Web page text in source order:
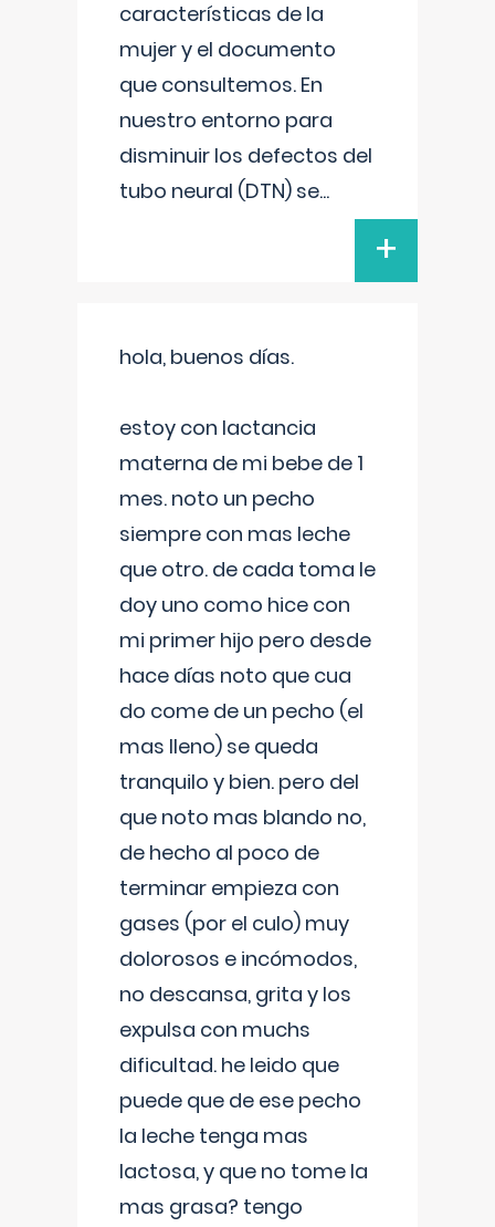
características de la
mujer y el documento
que consultemos. En
nuestro entorno para
disminuir los defectos del
tubo neural (DTN) se...
+
hola, buenos días.
estoy con lactancia
materna de mi bebe de 1
mes. noto un pecho
siempre con mas leche
que otro. de cada toma le
doy uno como hice con
mi primer hijo pero desde
hace días noto que cua
do come de un pecho (el
mas lleno) se queda
tranquilo y bien. pero del
que noto mas blando no,
de hecho al poco de
terminar empieza con
gases (por el culo) muy
dolorosos e incómodos,
no descansa, grita y los
expulsa con muchs
dificultad. he leido que
puede que de ese pecho
la leche tenga mas
lactosa, y que no tome la
mas grasa? tengo